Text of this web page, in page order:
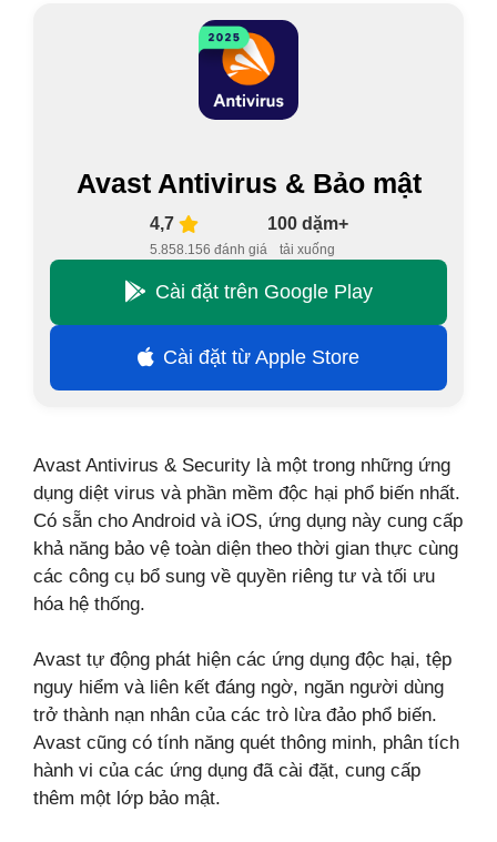
Avast Antivirus & Bảo mật
4,7
5.858.156 đánh giá
100 dặm+
tải xuống
Cài đặt trên Google Play
Cài đặt từ Apple Store
Avast Antivirus & Security là một trong những ứng
dụng diệt virus và phần mềm độc hại phổ biến nhất.
Có sẵn cho Android và iOS, ứng dụng này cung cấp
khả năng bảo vệ toàn diện theo thời gian thực cùng
các công cụ bổ sung về quyền riêng tư và tối ưu
hóa hệ thống.
Avast tự động phát hiện các ứng dụng độc hại, tệp
nguy hiểm và liên kết đáng ngờ, ngăn người dùng
trở thành nạn nhân của các trò lừa đảo phổ biến.
Avast cũng có tính năng quét thông minh, phân tích
hành vi của các ứng dụng đã cài đặt, cung cấp
thêm một lớp bảo mật.